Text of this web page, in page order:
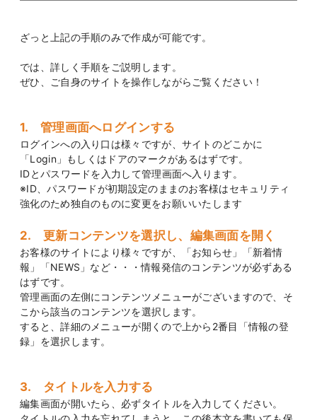
ざっと上記の手順のみで作成が可能です。
では、詳しく手順をご説明します。
ぜひ、ご自身のサイトを操作しながらご覧ください！
1. 管理画面へログインする
ログインへの入り口は様々ですが、サイトのどこかに
「Login」もしくはドアのマークがあるはずです。
IDとパスワードを入力して管理画面へ入ります。
※ID、パスワードが初期設定のままのお客様はセキュリティ
強化のため独自のものに変更をお願いいたします
2. 更新コンテンツを選択し、編集画面を開く
お客様のサイトにより様々ですが、「お知らせ」「新着情
報」「NEWS」など・・・情報発信のコンテンツが必ずある
はずです。
管理画面の左側にコンテンツメニューがございますので、そ
こから該当のコンテンツを選択します。
すると、詳細のメニューが開くので上から2番目「情報の登
録」を選択します。
3. タイトルを入力する
編集画面が開いたら、必ずタイトルを入力してください。